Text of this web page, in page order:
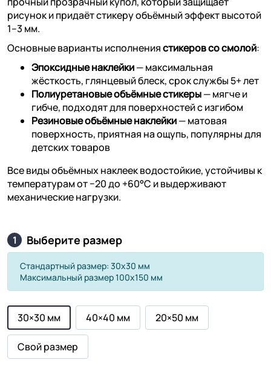
рисунок и придаёт стикеру объёмный эффект высотой
1–3 мм.
Основные варианты исполнениястикеров со смолой:
Эпоксидные наклейки— максимальная
жёсткость, глянцевый блеск, срок службы 5+ лет
Полиуретановые объёмные стикеры— мягче и
гибче, подходят для поверхностей с изгибом
Резиновые объёмные наклейки— матовая
поверхность, приятная на ощупь, популярны для
детских товаров
Все виды объёмных наклеек водостойкие, устойчивы к
температурам от −20 до +60°C и выдерживают
механические нагрузки.
1 Выберите размер
Стандартный размер: 30х30 мм
Максимальный размер 100х150 мм
30×30 мм 40×40 мм 20×50 мм
Свой размер